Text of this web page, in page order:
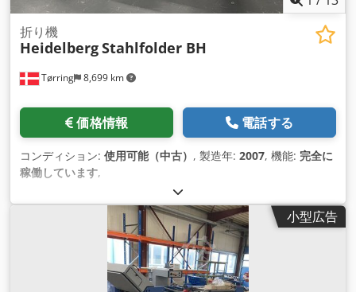
Tørring 8,699 km
折り機
HeidelbergStahlfolder BH
価格情報 電話する
コンディション: 使用可能（中古） , 製造年: 2007, 機能: 完全に
稼働しています,
小型広告